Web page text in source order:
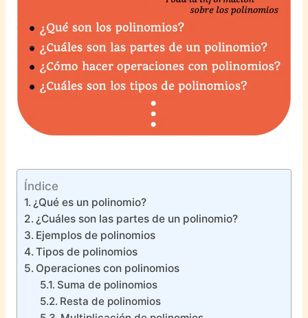
Índice
¿Qué es un polinomio?
¿Cuáles son las partes de un polinomio?
Ejemplos de polinomios
Tipos de polinomios
Operaciones con polinomios
Suma de polinomios
Resta de polinomios